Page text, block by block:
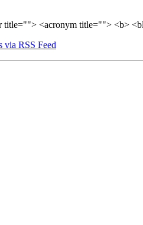
<acronym title=""> <b>
via RSS Feed